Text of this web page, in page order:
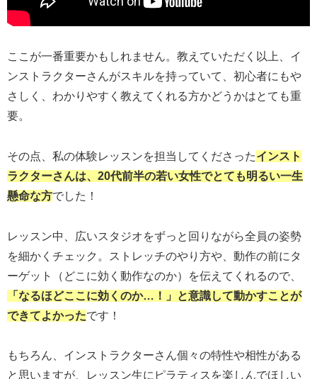
ここが一番重要かもしれません。教えていただく以上、イ
ンストラクターさんがスキルを持っていて、初心者にもや
さしく、わかりやすく教えてくれる方かどうかはとても重
要。
その点、私の体験レッスンを担当してくださったインスト
ラクターさんは、20代前半の若い女性でとても明るい一生
懸命な方でした！
レッスン中、広いスタジオをずっと回りながら全員の姿勢
を細かくチェック。ストレッチのやり方や、動作の前にタ
ーゲット（どこに効く動作なのか）を伝えてくれるので、
「なるほどここに効くのか…！」と意識して動かすことが
できてよかったです！
もちろん、インストラクターさん個々の特性や相性がある
と思いますが、レッスン生にピラティスを楽しんでほしい